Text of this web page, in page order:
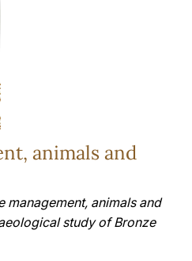
animals and
management, animals and
study of Bronze